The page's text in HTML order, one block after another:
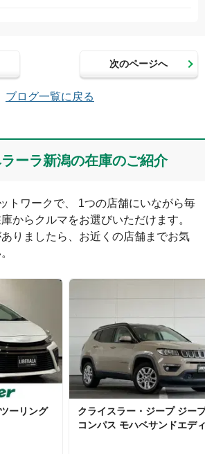
角英数）
ます
次のページへ
ブログ一覧に戻る
ーラ新潟の在庫のご紹介
トワークで、 1つの店舗にいながら毎
からクルマをお選びいただけます。
りましたら、お近くの店舗までお気
ーリング
クライスラー・ジープ ジー
コンパス モハベサンドエデ